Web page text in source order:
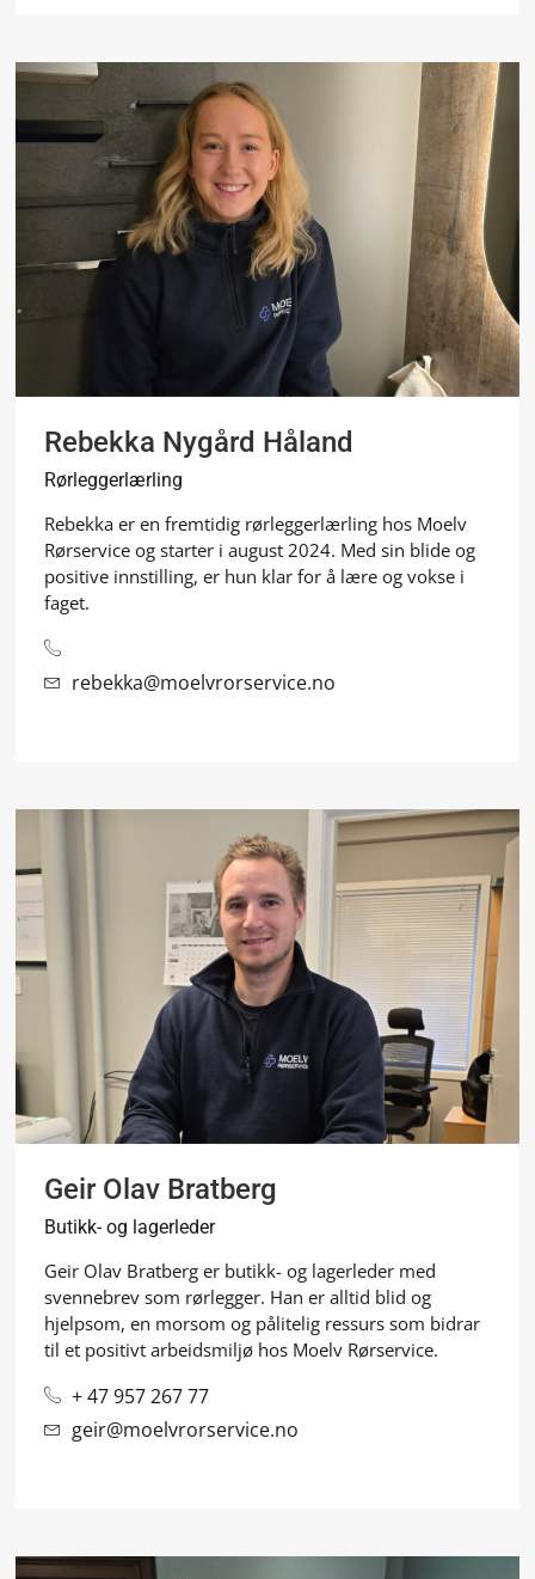
Rebekka Nygård Håland
Rørleggerlærling
Rebekka er en fremtidig rørleggerlærling hos Moelv
Rørservice og starter i august 2024. Med sin blide og
positive innstilling, er hun klar for å lære og vokse i
faget.
rebekka@moelvrorservice.no
Geir Olav Bratberg
Butikk- og lagerleder
Geir Olav Bratberg er butikk- og lagerleder med
svennebrev som rørlegger. Han er alltid blid og
hjelpsom, en morsom og pålitelig ressurs som bidrar
til et positivt arbeidsmiljø hos Moelv Rørservice.
+ 47 957 267 77
geir@moelvrorservice.no